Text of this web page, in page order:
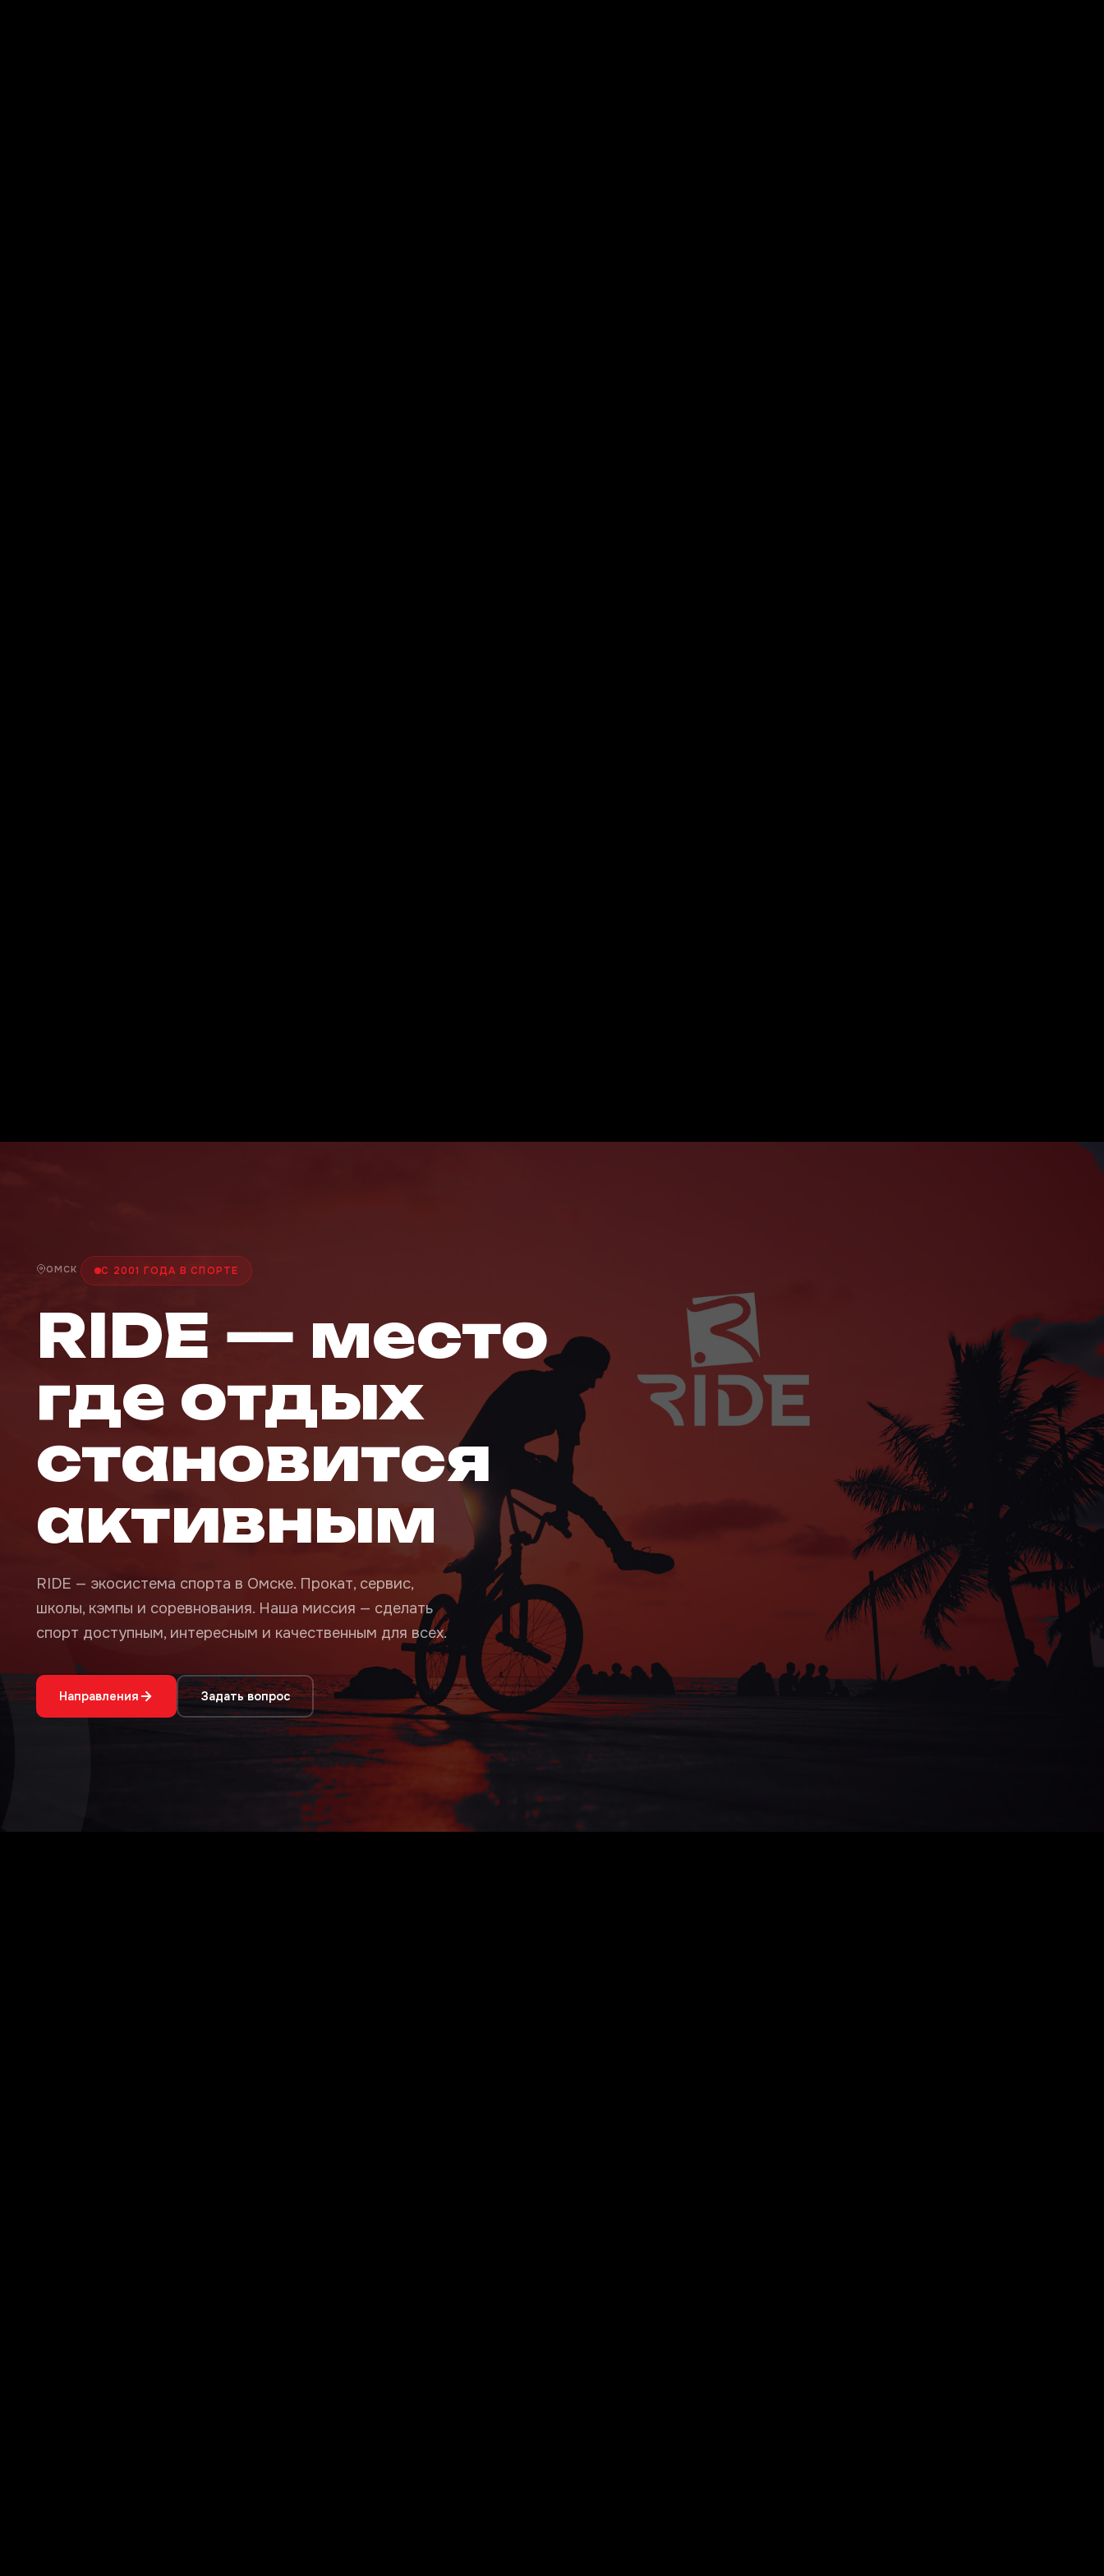
ОМСК С 2001 ГОДА В СПОРТЕ
RIDE — место
где отдых
становится
активным
RIDE — экосистема спорта в Омске. Прокат, сервис,
школы, кэмпы и соревнования. Наша миссия — сделать
спорт доступным, интересным и качественным для всех.
Направления Задать вопрос